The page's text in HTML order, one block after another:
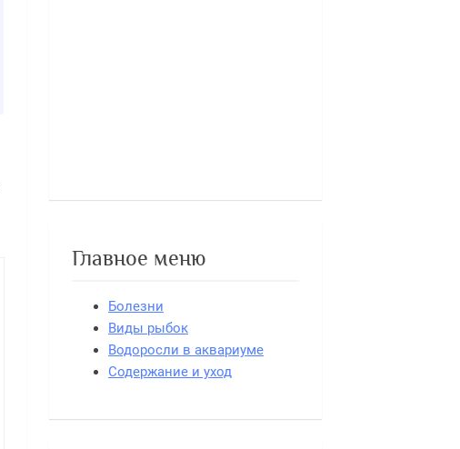
Главное меню
Болезни
Виды рыбок
Водоросли в аквариуме
Содержание и уход